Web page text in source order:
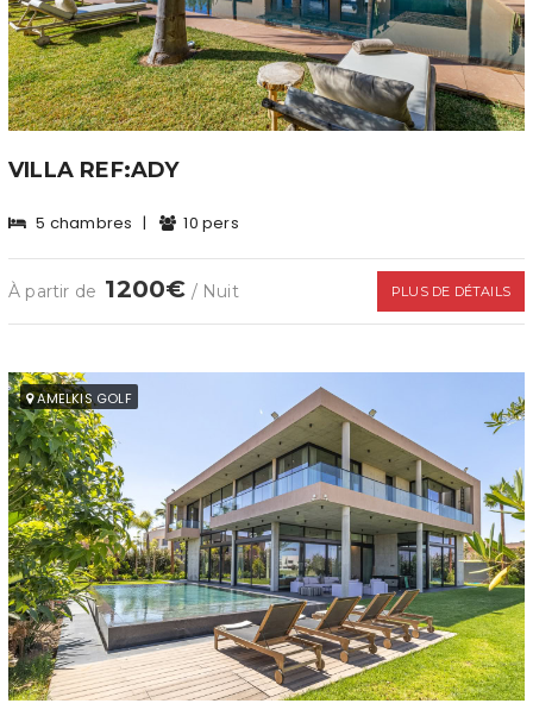
VILLA REF:ADY
5 chambres | 10 pers
À partir de 1200€ / Nuit PLUS DE DÉTAILS
AMELKIS GOLF